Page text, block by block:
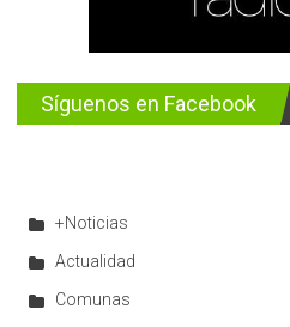
Síguenos en Facebook
+Noticias
Actualidad
Comunas